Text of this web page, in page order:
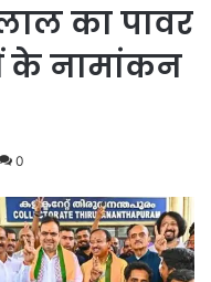
का पावर
के नामांकन
0